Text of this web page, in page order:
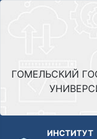
ГОМЕЛЬСКИЙ
ИНСТИТУТ